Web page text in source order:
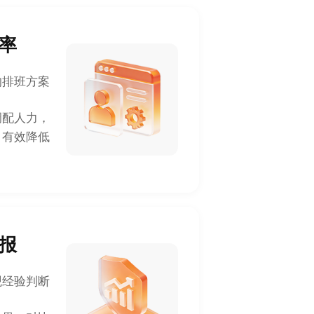
班方案
人力，
效降低
验判断